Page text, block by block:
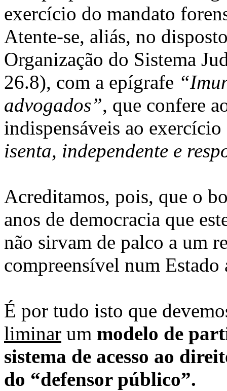
exercício do mandato
Atente-se, aliás, no
Organização do Sistema
26.8), com a epígrafe
advogados”, que confere
indispensáveis ao
isenta, independente e
Acreditamos, pois, que o
anos de democracia que
não sirvam de palco a um
compreensível num Estado
É por tudo isto que
liminar um modelo de
sistema de acesso ao
do “defensor público”.